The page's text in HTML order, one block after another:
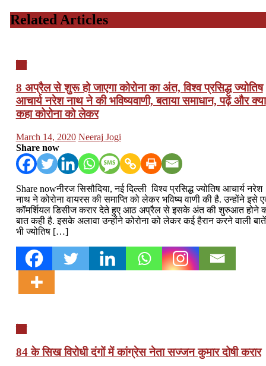
Related Articles
देश
8 अप्रैल से शुरू हो जाएगा कोरोना का अंत, विश्व प्रसिद्ध ज्योतिष
आचार्य नरेश नाथ ने की भविष्यवाणी, बताया समाधान, पढ़ें और क्या
कहा कोरोना को लेकर
Posted
on
March 14, 2020 Author
Neeraj Jogi
Share now
Share nowनीरज सिसौदिया, नई दिल्ली विश्व प्रसिद्ध ज्योतिष आचार्य नरेश
नाथ ने कोरोना वायरस की समाप्ति को लेकर भविष्य वाणी की है. उन्होंने इसे
कॉमर्शियल डिसीज करार देते हुए आठ अप्रैल से इसके अंत की शुरुआत होने
बात कही है. इसके अलावा उन्होंने कोरोना को लेकर कई हैरान करने वाली बातें
भी ज्योतिष […]
देश
84 के सिख विरोधी दंगों में कांग्रेस नेता सज्जन कुमार दोषी करार